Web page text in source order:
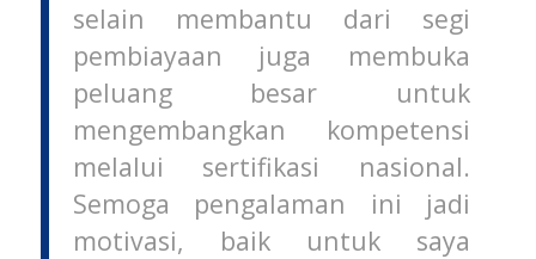
selain membantu dari segi
pembiayaan juga membuka
peluang besar untuk
mengembangkan kompetensi
melalui sertifikasi nasional.
Semoga pengalaman ini jadi
motivasi, baik untuk saya